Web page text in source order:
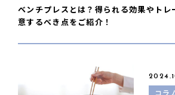
ベンチプレスとは？得られる効果やトレ
意するべき点をご紹介！